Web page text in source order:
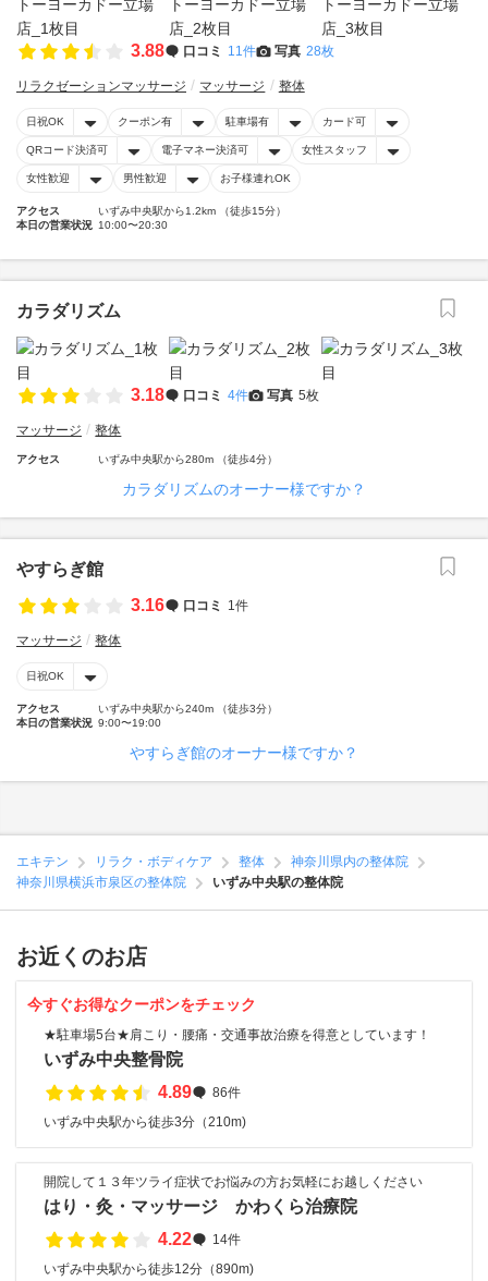
3.88 口コミ 11件 写真 28枚
リラクゼーションマッサージ マッサージ 整体
日祝OK クーポン有 駐車場有 カード可
QRコード決済可 電子マネー決済可 女性スタッフ
女性歓迎 男性歓迎 お子様連れOK
アクセス
いずみ中央駅から1.2km （徒歩15分）
本日の営業状況 10:00〜20:30
カラダリズム
3.18 口コミ 4件 写真 5枚
マッサージ 整体
アクセス いずみ中央駅から280m （徒歩4分）
カラダリズムのオーナー様ですか？
やすらぎ館
3.16
口コミ 1件
マッサージ 整体
日祝OK
アクセス
いずみ中央駅から240m （徒歩3分）
本日の営業状況 9:00〜19:00
やすらぎ館のオーナー様ですか？
エキテン リラク・ボディケア 整体
神奈川県内の整体院
神奈川県横浜市泉区の整体院
いずみ中央駅の整体院
お近くのお店
今すぐお得なクーポンをチェック
★駐車場5台★肩こり・腰痛・交通事故治療を得意としています！
いずみ中央整骨院
4.89
86件
いずみ中央駅から徒歩3分（210m)
開院して１３年ツライ症状でお悩みの方お気軽にお越しください
はり・灸・マッサージ かわくら治療院
4.22
14件
いずみ中央駅から徒歩12分（890m)